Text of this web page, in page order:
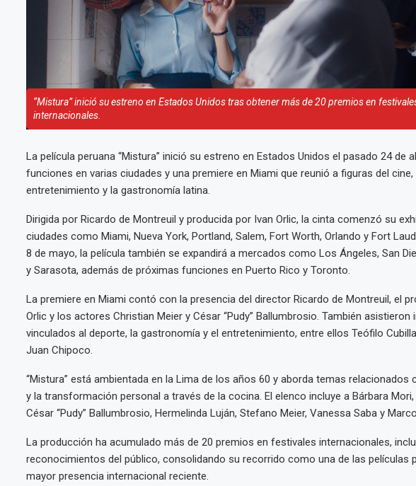
“Mistura” inició su estreno en Estados Unidos tras obtener más de 20 premios en
internacionales.
La película peruana “Mistura” inició su estreno en Estados Unidos el pasado 24 de
funciones en varias ciudades y una premiere en Miami que reunió a figuras del cine,
entretenimiento y la gastronomía latina.
Dirigida por Ricardo de Montreuil y producida por Ivan Orlic, la cinta comenzó su
ciudades como Miami, Nueva York, Portland, Salem, Fort Worth, Orlando y Fort
8 de mayo, la película también se expandirá a mercados como Los Ángeles, San
y Sarasota, además de próximas funciones en Puerto Rico y Toronto.
La premiere en Miami contó con la presencia del director Ricardo de Montreuil, el
Orlic y los actores Christian Meier y César “Pudy” Ballumbrosio. También asistieron
vinculados al deporte, la gastronomía y el entretenimiento, entre ellos Teófilo
Juan Chipoco.
“Mistura” está ambientada en la Lima de los años 60 y aborda temas relacionados
y la transformación personal a través de la cocina. El elenco incluye a Bárbara Mori,
César “Pudy” Ballumbrosio, Hermelinda Luján, Stefano Meier, Vanessa Saba y
La producción ha acumulado más de 20 premios en festivales internacionales,
reconocimientos del público, consolidando su recorrido como una de las películas
mayor presencia internacional reciente.